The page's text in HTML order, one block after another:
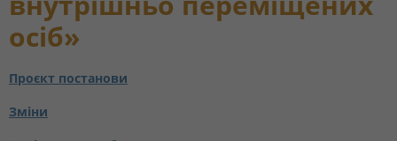
осіб»
Проєкт постанови
Зміни